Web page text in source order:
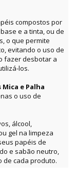
compostos por
e a tinta, ou de
o que permite
evitando o uso de
fazer desbotar a
los.
e Palha
o uso de
álcool,
gel na limpeza
papéis de
e sabão neutro,
de cada produto.